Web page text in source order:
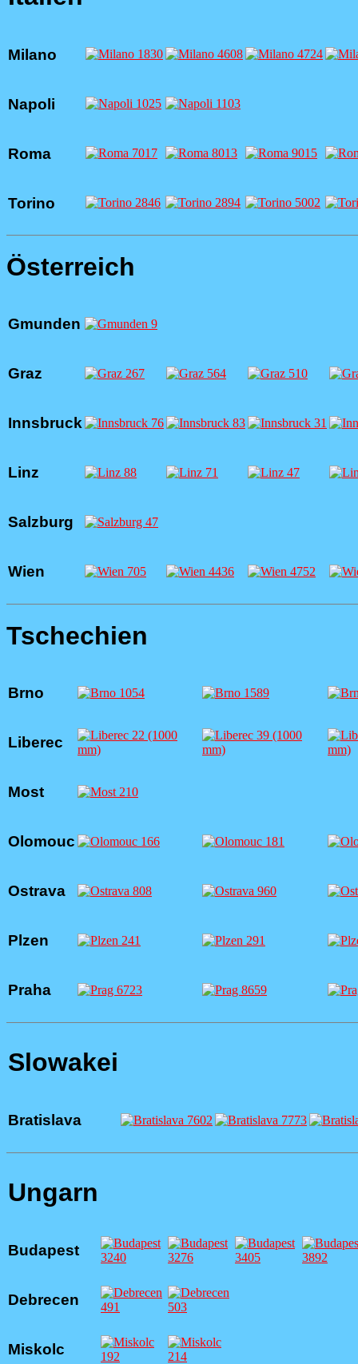
Milano
Napoli
Roma
Torino
Österreich
Gmunden
Graz
Innsbruck
Linz
Salzburg
Wien
Tschechien
Brno
Liberec
Most
Olomouc
Ostrava
Plzen
Praha
Slowakei
Bratislava
Ungarn
Budapest
Debrecen
Miskolc